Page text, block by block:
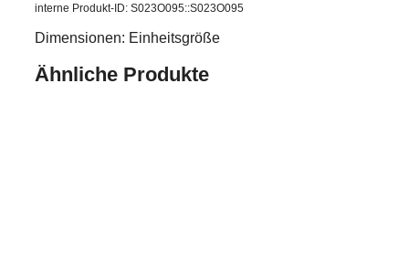
interne Produkt-ID: S023O095::S023O095
Dimensionen: Einheitsgröße
Ähnliche Produkte